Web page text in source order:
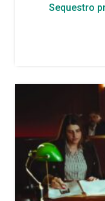
Sequestro